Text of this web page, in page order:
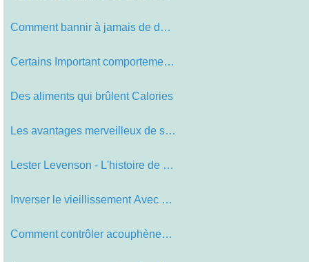
Comment bannir à jamais de dépres…
Certains Important comportementale …
Des aliments qui brûlent Calories
Les avantages merveilleux de santé…
Lester Levenson - L'histoire de Ama…
Inverser le vieillissement Avec Ant…
Comment contrôler acouphènes et m…